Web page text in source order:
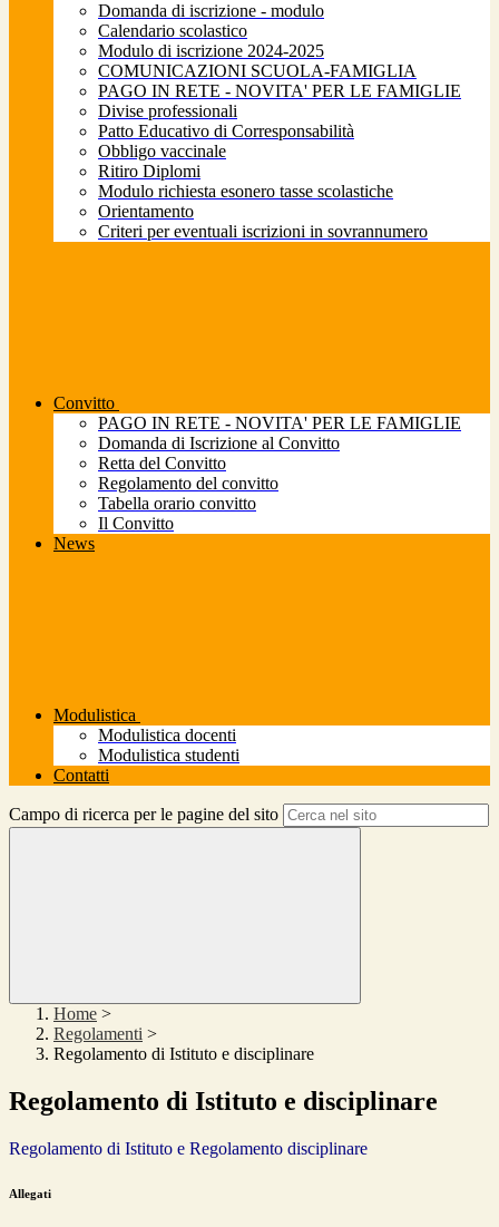
Domanda di iscrizione - modulo
Calendario scolastico
Modulo di iscrizione 2024-2025
COMUNICAZIONI SCUOLA-FAMIGLIA
PAGO IN RETE - NOVITA' PER LE FAMIGLIE
Divise professionali
Patto Educativo di Corresponsabilità
Obbligo vaccinale
Ritiro Diplomi
Modulo richiesta esonero tasse scolastiche
Orientamento
Criteri per eventuali iscrizioni in sovrannumero
Convitto
PAGO IN RETE - NOVITA' PER LE FAMIGLIE
Domanda di Iscrizione al Convitto
Retta del Convitto
Regolamento del convitto
Tabella orario convitto
Il Convitto
News
Modulistica
Modulistica docenti
Modulistica studenti
Contatti
Campo di ricerca per le pagine del sito
Home >
Regolamenti >
Regolamento di Istituto e disciplinare
Regolamento di Istituto e disciplinare
Regolamento di Istituto e Regolamento disciplinare
Allegati